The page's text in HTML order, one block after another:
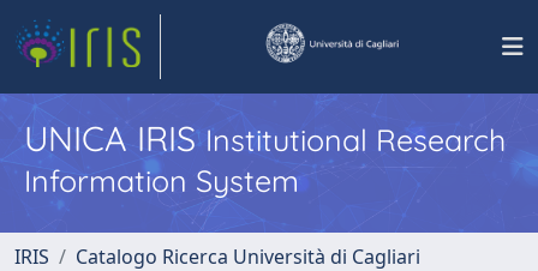
UNICA IRISInstitutional Research
Information System
IRIS
Catalogo Ricerca Università di Cagliari